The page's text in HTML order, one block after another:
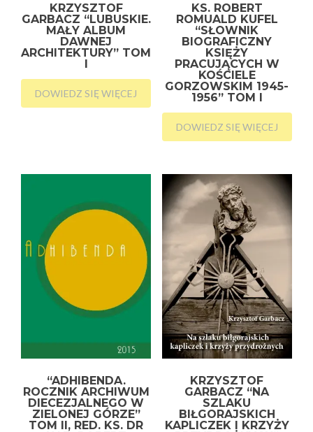
KRZYSZTOF
GARBACZ “LUBUSKIE.
MAŁY ALBUM
DAWNEJ
ARCHITEKTURY” TOM
I
DOWIEDZ SIĘ WIĘCEJ
KS. ROBERT
ROMUALD KUFEL
“SŁOWNIK
BIOGRAFICZNY
KSIĘŻY
PRACUJĄCYCH W
KOŚCIELE
GORZOWSKIM 1945-
1956” TOM I
DOWIEDZ SIĘ WIĘCEJ
“ADHIBENDA.
ROCZNIK ARCHIWUM
DIECEZJALNEGO W
ZIELONEJ GÓRZE”
TOM II, RED. KS. DR
KRZYSZTOF
GARBACZ “NA
SZLAKU
BIŁGORAJSKICH
KAPLICZEK I KRZYŻY